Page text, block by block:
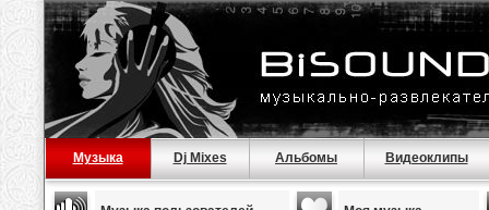
Музыка Dj Mixes Альбомы Видеоклипы